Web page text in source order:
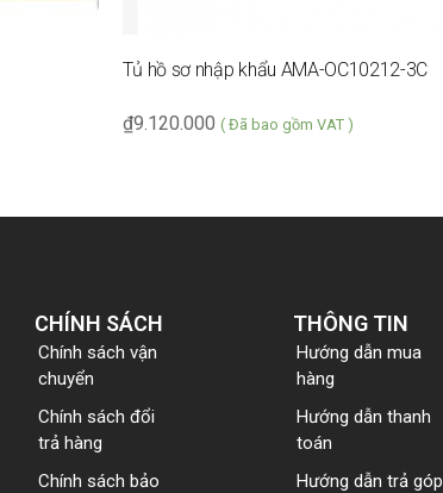
Tủ hồ sơ nhập khẩu AMA-OC10212-3C
9.120.000
₫ ( Đã bao gồm VAT )
CHÍNH SÁCH
Chính sách vận
chuyển
Chính sách đổi
trả hàng
Chính sách bảo
THÔNG TIN
Hướng dẫn mua
hàng
Hướng dẫn thanh
toán
Hướng dẫn trả góp